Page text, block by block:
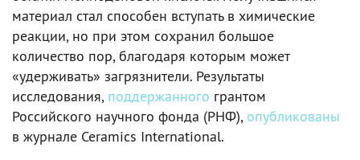
материал стал способен вступать в химические
реакции, но при этом сохранил большое
количество пор, благодаря которым может
«удерживать» загрязнители. Результаты
исследования, поддержанного грантом
Российского научного фонда (РНФ), опубликованы
в журнале Ceramics International.